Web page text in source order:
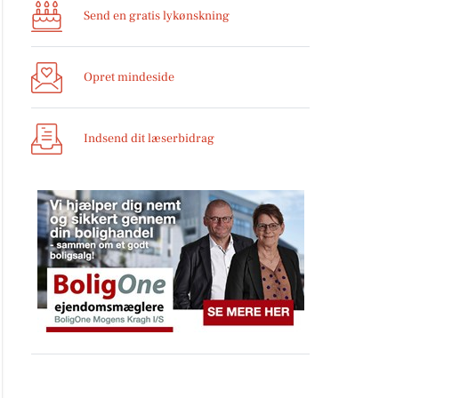
Send en gratis lykønskning
Opret mindeside
Indsend dit læserbidrag